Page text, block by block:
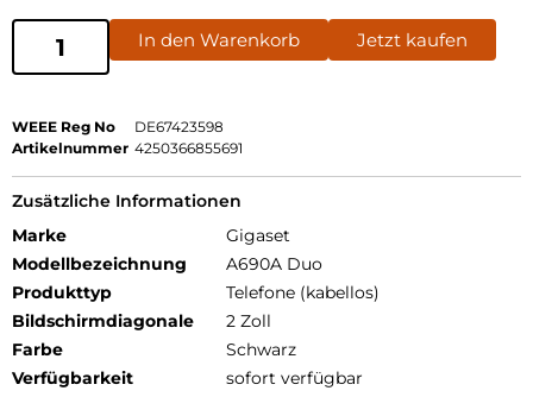
In den Warenkorb Jetzt kaufen
WEEE Reg No
DE67423598
Artikelnummer 4250366855691
Zusätzliche Informationen
Marke
Gigaset
Modellbezeichnung
A690A Duo
Produkttyp
Telefone (kabellos)
Bildschirmdiagonale
2 Zoll
Farbe
Schwarz
Verfügbarkeit
sofort verfügbar